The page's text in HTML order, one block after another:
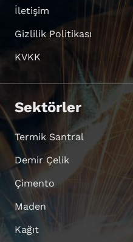
İletişim
Gizlilik Politikası
KVKK
Sektörler
Termik Santral
Demir Çelik
Çimento
Maden
Kağıt